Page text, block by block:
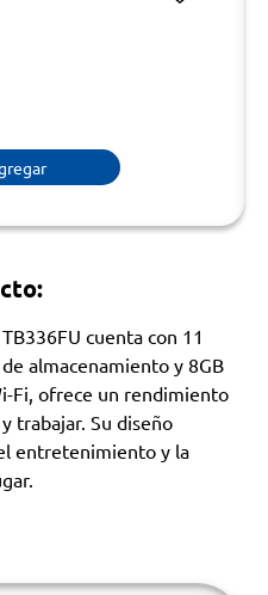
cuenta con 11
almacenamiento y 8GB
Fi, ofrece un rendimiento
trabajar. Su diseño
entretenimiento y la